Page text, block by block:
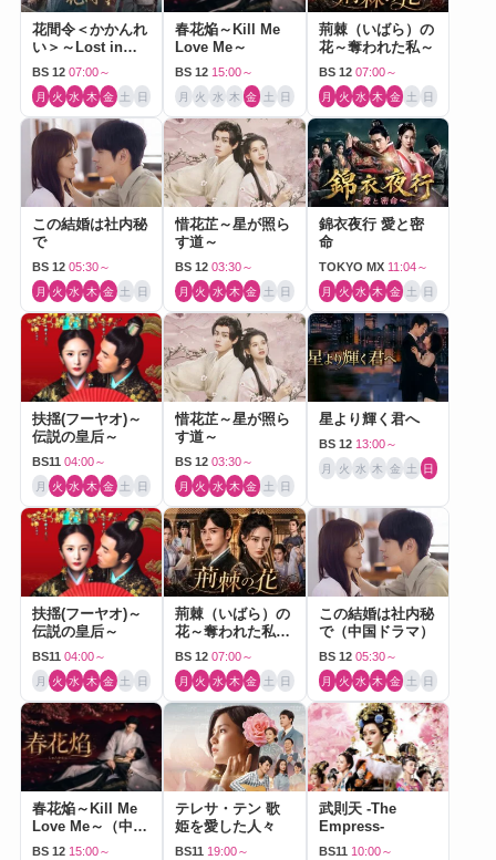
花間令＜かかんれ
い＞～Lost in
Love～
BS 12 07:00～
月 火 水 木 金 土 日
春花焔～Kill Me
Love Me～
BS 12 15:00～
月 火 水 木 金 土 日
荊棘（いばら）の
花～奪われた私～
BS 12 07:00～
月 火 水 木 金 土 日
この結婚は社内秘
で
BS 12 05:30～
月 火 水 木 金 土 日
惜花芷～星が照ら
す道～
BS 12 03:30～
月 火 水 木 金 土 日
錦衣夜行 愛と密
命
TOKYO MX 11:04～
月 火 水 木 金 土 日
扶揺(フーヤオ)～
伝説の皇后～
BS11 04:00～
月 火 水 木 金 土 日
惜花芷～星が照ら
す道～
BS 12 03:30～
月 火 水 木 金 土 日
星より輝く君へ
BS 12 13:00～
月 火 水 木 金 土 日
扶揺(フーヤオ)～
伝説の皇后～
BS11 04:00～
月 火 水 木 金 土 日
荊棘（いばら）の
花～奪われた私～
（中国ドラマ）
BS 12 07:00～
月 火 水 木 金 土 日
この結婚は社内秘
で（中国ドラマ）
BS 12 05:30～
月 火 水 木 金 土 日
春花焔～Kill Me
Love Me～（中国
ドラマ）
BS 12 15:00～
テレサ・テン 歌
姫を愛した人々
BS11 19:00～
武則天 -The
Empress-
BS11 10:00～